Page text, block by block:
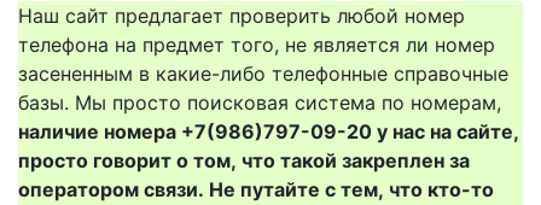
Наш сайт предлагает проверить любой номер
телефона на предмет того, не является ли номер
засененным в какие-либо телефонные справочные
базы. Мы просто поисковая система по номерам,
наличие номера +7(986)797-09-20 у нас на сайте,
просто говорит о том, что такой закреплен за
оператором связи. Не путайте с тем, что кто-то